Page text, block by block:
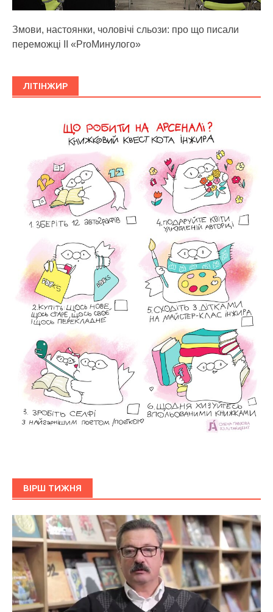
Змови, настоянки, чоловічі сльози: про що писали
переможці ІІ «ProМинулого»
ЛІТІНЖИР
ВІРШ ТИЖНЯ